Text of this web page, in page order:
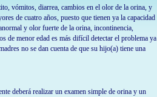
vómitos, diarrea, cambios en el olor de la orina, y
de cuatro años, puesto que tienen ya la capacidad
y olor fuerte de la orina, incontinencia,
de menor edad es más difícil detectar el problema ya
no se dan cuenta de que su hijo(a) tiene una
deberá realizar un examen simple de orina y un